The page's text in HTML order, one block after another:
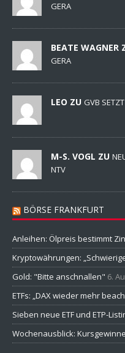
GERA
BEATE WAGNER
GERA
LEO ZU GVB
M-S. VOGL ZU
NTV
BÖRSE FRANKFURT
Anleihen: Ölpreis bestimmt
Kryptowährungen:
Gold: "Bitte anschnallen" 6.
ETFs: „DAX wieder mehr
Sieben neue ETF und ETP-
Wochenausblick: